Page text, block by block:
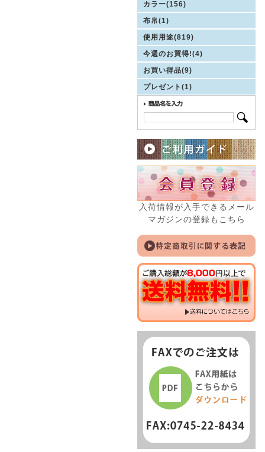
カラー(156)
布帛(1)
使用用途(819)
今週のお買得!(4)
お買い得品(9)
プレゼント(1)
入荷情報が入手できるメール
マガジンの登録もこちら